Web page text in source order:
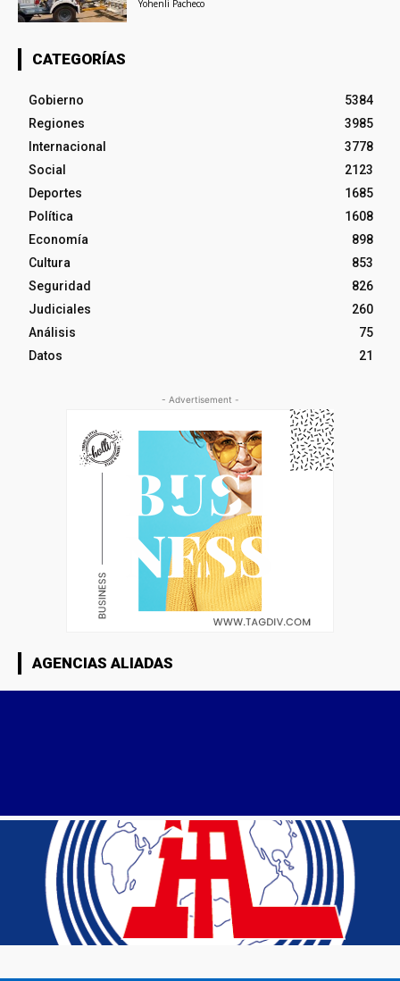
Yohenli Pacheco
CATEGORÍAS
Gobierno
5384
Regiones
3985
Internacional
3778
Social
2123
Deportes
1685
Política
1608
Economía
898
Cultura
853
Seguridad
826
Judiciales
260
Análisis
75
Datos
21
- Advertisement -
AGENCIAS ALIADAS